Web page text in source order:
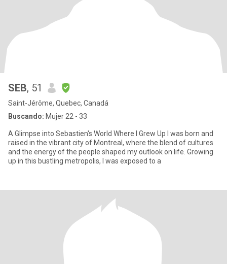
SEB, 51
Saint-Jérôme, Quebec, Canadá
Buscando: Mujer 22 - 33
A Glimpse into Sebastien's World Where I Grew Up I was born and
raised in the vibrant city of Montreal, where the blend of cultures
and the energy of the people shaped my outlook on life. Growing
up in this bustling metropolis, I was exposed to a